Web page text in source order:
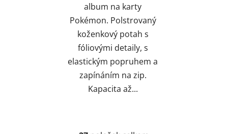
album na karty
Pokémon. Polstrovaný
koženkový potah s
fóliovými detaily, s
elastickým popruhem a
zapínáním na zip.
Kapacita až...